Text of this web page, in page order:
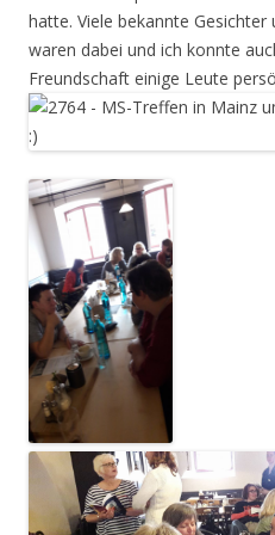
hatte. Viele bekannte
waren dabei und ich konnte
Freundschaft einige Leute